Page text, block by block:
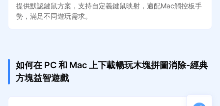
提供默認鍵鼠方案，支持自定義鍵鼠映射，適配Mac觸控板手
勢，滿足不同遊玩需求。
如何在 PC 和 Mac 上下載暢玩木塊拼圖消除-經典
方塊益智遊戲